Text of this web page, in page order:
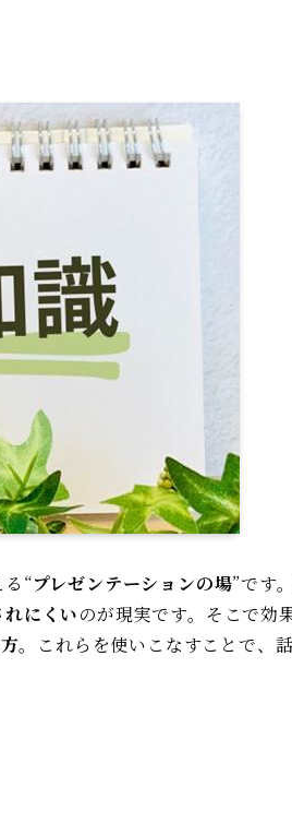
“プレゼンテーションの場”です
にくいのが現実です。そこで効
。これらを使いこなすことで、